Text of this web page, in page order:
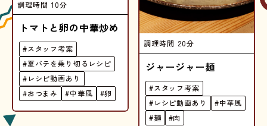
調理時間 10分
トマトと卵の中華炒め
#スタッフ考案
#夏バテを乗り切るレシピ
#レシピ動画あり
#おつまみ
#中華風 #卵
調理時間 20分
ジャージャー麺
#スタッフ考案
#レシピ動画あり
#中華風
#麺
#肉